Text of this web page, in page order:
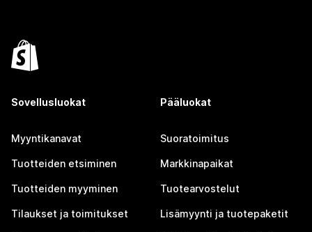
Sovellusluokat
Myyntikanavat
Tuotteiden etsiminen
Tuotteiden myyminen
Tilaukset ja toimitukset
Pääluokat
Suoratoimitus
Markkinapaikat
Tuotearvostelut
Lisämyynti ja tuotepaketit